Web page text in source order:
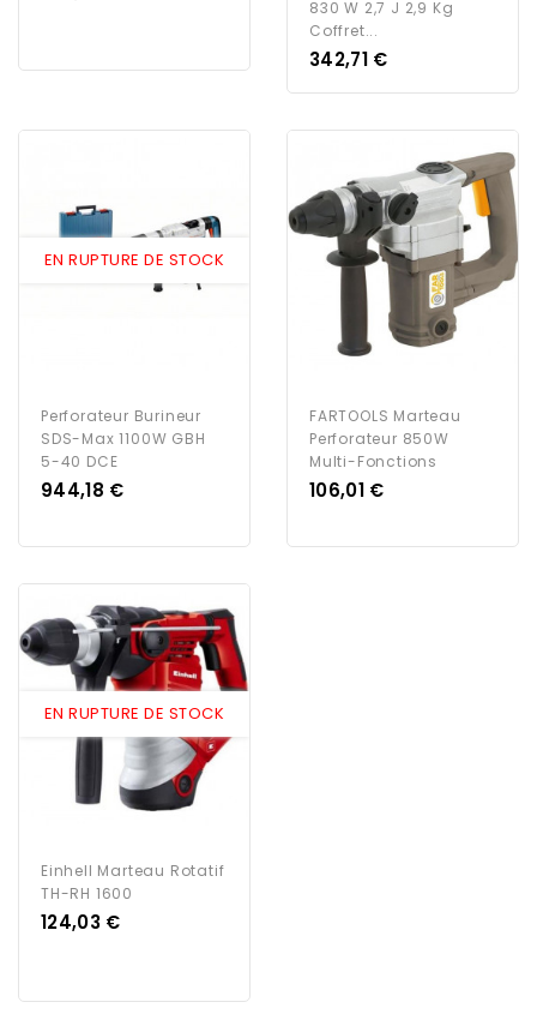
830 W 2,7 J 2,9 Kg
Coffret...
Prix
342,71 €
EN RUPTURE DE STOCK
Perforateur Burineur
SDS-Max 1100W GBH
5-40 DCE
Prix
944,18 €
FARTOOLS Marteau
Perforateur 850W
Multi-Fonctions
Prix
106,01 €
EN RUPTURE DE STOCK
Einhell Marteau Rotatif
TH-RH 1600
Prix
124,03 €